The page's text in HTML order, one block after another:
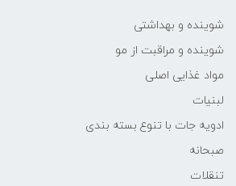
شوینده و بهداشتی
شوینده و مراقبت از مو
مواد غذایی اصلی
لبنیات
ادویه جات با تنوع بسته بندی
صبحانه
تنقلات